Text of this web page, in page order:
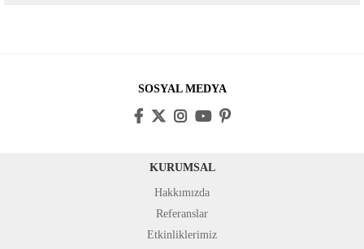
SOSYAL MEDYA
KURUMSAL
Hakkımızda
Referanslar
Etkinliklerimiz